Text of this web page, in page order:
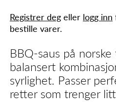
Registrer deg eller logg inn
bestille varer.
BBQ-saus på
balansert
syrlighet. Passer
retter som trenger